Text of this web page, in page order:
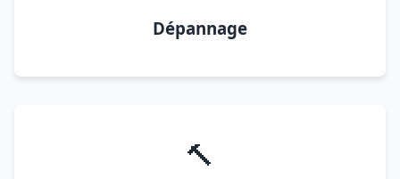
Dépannage
🔨